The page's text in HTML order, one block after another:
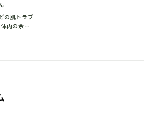
の肌トラブ
内の余分